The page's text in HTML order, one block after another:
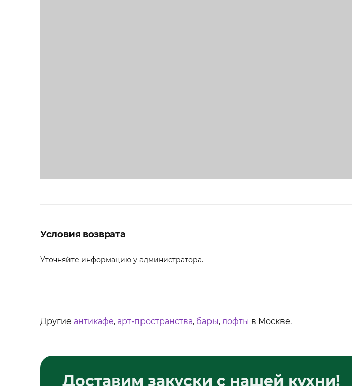
Условия возврата
Уточняйте информацию у администратора.
Другие антикафе, арт-пространства, бары, лофты в Москве.
Доставим закуски с нашей кухни!